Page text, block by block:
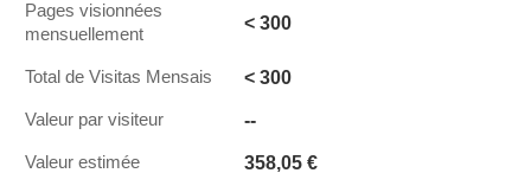
Pages visionnées
mensuellement
< 300
Total de Visitas Mensais < 300
Valeur par visiteur --
Valeur estimée 358,05 €